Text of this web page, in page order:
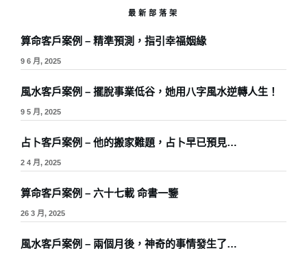
最新部落架
算命客戶案例 – 精準預測，指引幸福姻緣
9 6 月, 2025
風水客戶案例 – 擺脫事業低谷，她用八字風水逆轉人生！
9 5 月, 2025
占卜客戶案例 – 他的搬家難題，占卜早已預見…
2 4 月, 2025
算命客戶案例 – 六十七載 命書一鑒
26 3 月, 2025
風水客戶案例 – 兩個月後，神奇的事情發生了…